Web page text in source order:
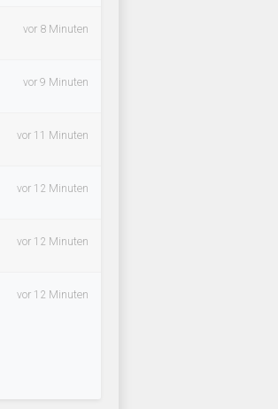
vor 8 Minuten
vor 9 Minuten
vor 11 Minuten
vor 12 Minuten
vor 12 Minuten
vor 12 Minuten